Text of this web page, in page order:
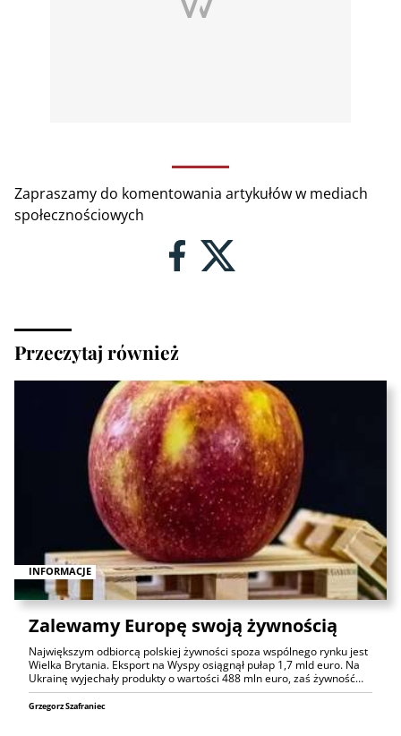
Zapraszamy do komentowania artykułów w mediach
społecznościowych
Przeczytaj również
INFORMACJE
Zalewamy Europę swoją żywnością
Największym odbiorcą polskiej żywności spoza wspólnego rynku jest
Wielka Brytania. Eksport na Wyspy osiągnął pułap 1,7 mld euro. Na
Ukrainę wyjechały produkty o wartości 488 mln euro, zaś żywność…
Grzegorz Szafraniec